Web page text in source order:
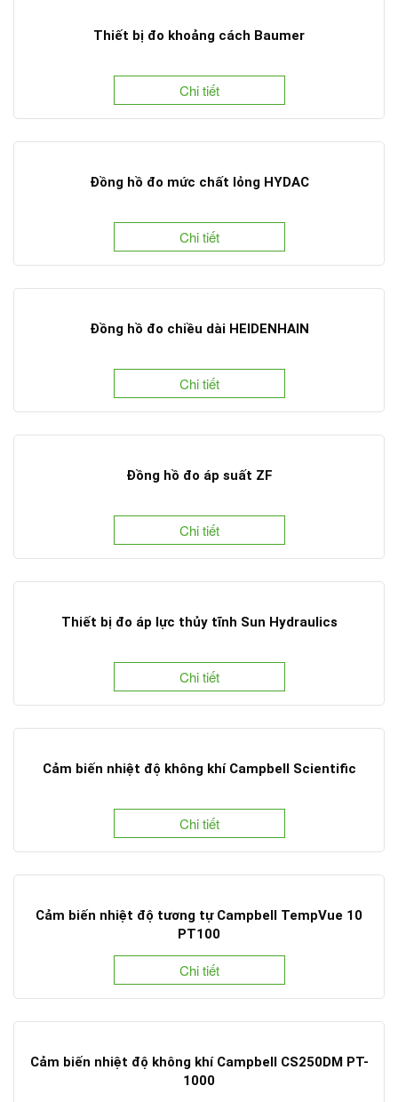
Thiết bị đo khoảng cách Baumer
Chi tiết
Đồng hồ đo mức chất lỏng HYDAC
Chi tiết
Đồng hồ đo chiều dài HEIDENHAIN
Chi tiết
Đồng hồ đo áp suất ZF
Chi tiết
Thiết bị đo áp lực thủy tĩnh Sun Hydraulics
Chi tiết
Cảm biến nhiệt độ không khí Campbell Scientific
Chi tiết
Cảm biến nhiệt độ tương tự Campbell TempVue 10
PT100
Chi tiết
Cảm biến nhiệt độ không khí Campbell CS250DM PT-
1000